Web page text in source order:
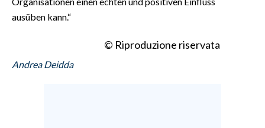
ausüben kann.“
© Riproduzione riservata
Andrea Deidda